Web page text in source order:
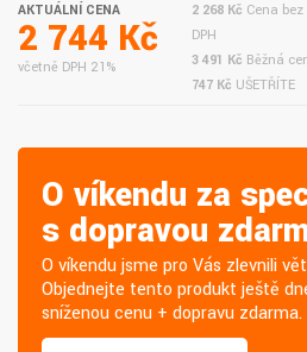
AKTUÁLNÍ CENA
2 744 Kč
včetně DPH 21%
2 268 Kč Cena bez
DPH
3 491 Kč Běžná
747 Kč UŠETŘÍTE
O víkendu za
s dopravou
O víkendu jsme pro Vás zlevnili
Objednejte tento produkt ještě
sníženou cenu + dopravu zdarma.